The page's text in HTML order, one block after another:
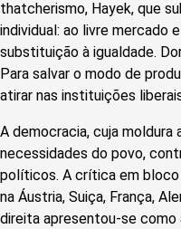
thatcherismo, Hayek, que
individual: ao livre mercado
substituição à igualdade.
Para salvar o modo de
atirar nas instituições
A democracia, cuja moldura
necessidades do povo,
políticos. A crítica em bloco
na Áustria, Suiça, França,
direita apresentou-se como